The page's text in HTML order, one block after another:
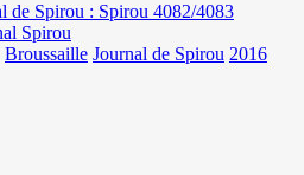
de Spirou : Spirou 4082/4083
Spirou
Broussaille Journal de Spirou 2016